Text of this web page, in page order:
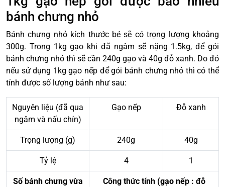
bánh chưng nhỏ
Bánh chưng nhỏ kích thước bé sẽ có trọng lượng khoảng
300g. Trong 1kg gạo khi đã ngâm sẽ nặng 1.5kg, để gói
bánh chưng nhỏ thì sẽ cần 240g gạo và 40g đỗ xanh. Do đó
nếu sử dụng 1kg gạo nếp để gói bánh chưng nhỏ thì có thể
tính được số lượng bánh như sau:
Nguyên liệu (đã qua
ngâm và nấu chín)
Gạo nếp Đỗ xanh
Trọng lượng (g) 240g 40g
Tỷ lệ 4 1
Số bánh chưng vừa
Công thức tính (gạo nếp : đỗ